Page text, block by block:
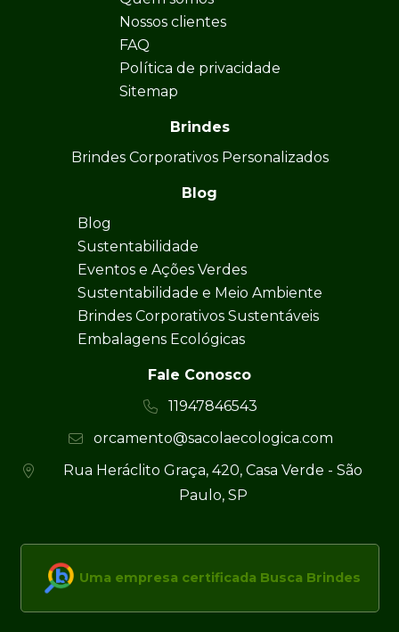
Nossos clientes
FAQ
Política de privacidade
Sitemap
Brindes
Brindes Corporativos Personalizados
Blog
Blog
Sustentabilidade
Eventos e Ações Verdes
Sustentabilidade e Meio Ambiente
Brindes Corporativos Sustentáveis
Embalagens Ecológicas
Fale Conosco
11947846543
orcamento@sacolaecologica.com
Rua Heráclito Graça, 420, Casa Verde - São
Paulo, SP
Uma empresa certificada Busca Brindes